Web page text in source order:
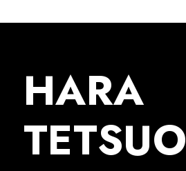
HARA
TETSUO